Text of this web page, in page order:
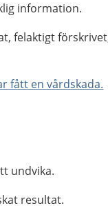
information.
felaktigt
fått en vårdskada.
undvika.
resultat.